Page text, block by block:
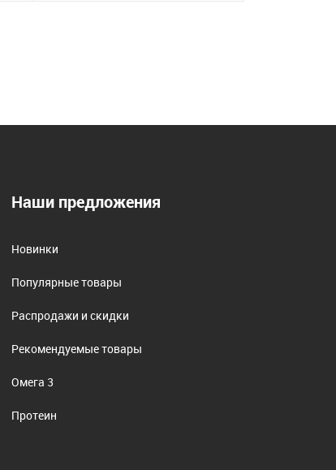
Наши предложения
Новинки
Популярные товары
Распродажи и скидки
Рекомендуемые товары
Омега 3
Протеин